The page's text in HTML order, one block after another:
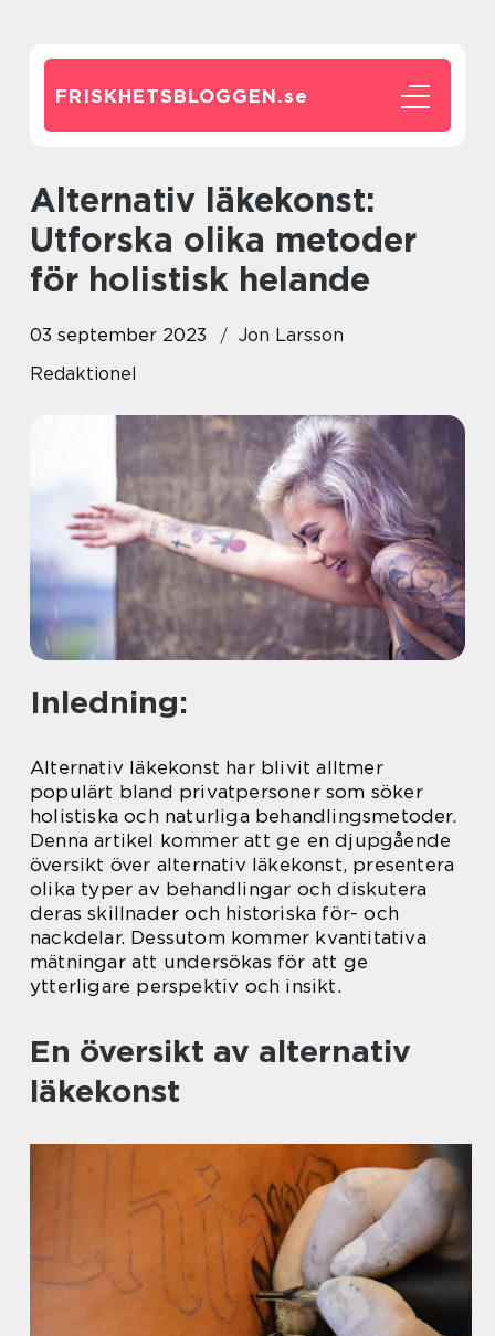
FRISKHETSBLOGGEN.se
Alternativ läkekonst:
Utforska olika metoder
för holistisk helande
03 september 2023
Jon Larsson
Redaktionel
Inledning:
Alternativ läkekonst har blivit alltmer
populärt bland privatpersoner som söker
holistiska och naturliga behandlingsmetoder.
Denna artikel kommer att ge en djupgående
översikt över alternativ läkekonst, presentera
olika typer av behandlingar och diskutera
deras skillnader och historiska för- och
nackdelar. Dessutom kommer kvantitativa
mätningar att undersökas för att ge
ytterligare perspektiv och insikt.
En översikt av alternativ
läkekonst